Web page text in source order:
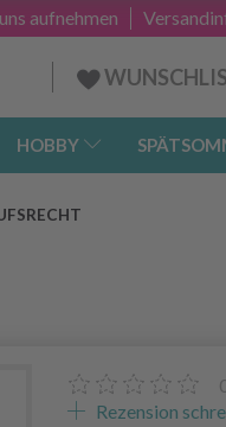
aufnehmen
HOBBY
Rezension